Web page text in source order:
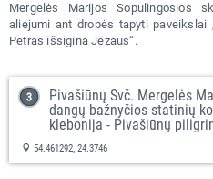
Mergelės Marijos Sopulingosios
aliejumi ant drobės tapyti paveikslai
Petras išsigina Jėzaus“.
Pivašiūnų Švč. Mergelės
dangų bažnyčios statinių
klebonija - Pivašiūnų
54.461292, 24.3746